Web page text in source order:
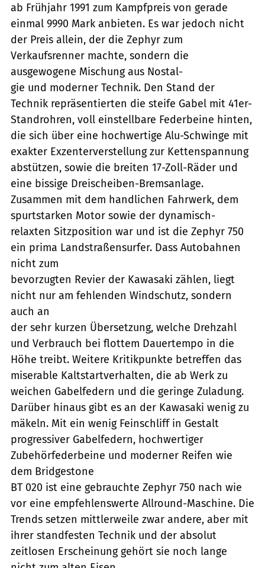
ab Frühjahr 1991 zum Kampfpreis von gerade
einmal 9990 Mark anbieten. Es war jedoch nicht
der Preis allein, der die Zephyr zum
Verkaufsrenner machte, sondern die
ausgewogene Mischung aus Nostal-
gie und moderner Technik. Den Stand der
Technik repräsentierten die steife Gabel mit 41er-
Standrohren, voll einstellbare Federbeine hinten,
die sich über eine hochwertige Alu-Schwinge mit
exakter Exzenterverstellung zur Kettenspannung
abstützen, sowie die breiten 17-Zoll-Räder und
eine bissige Dreischeiben-Bremsanlage.
Zusammen mit dem handlichen Fahrwerk, dem
spurtstarken Motor sowie der dynamisch-
relaxten Sitzposition war und ist die Zephyr 750
ein prima Landstraßensurfer. Dass Autobahnen
nicht zum
bevorzugten Revier der Kawasaki zählen, liegt
nicht nur am fehlenden Windschutz, sondern
auch an
der sehr kurzen Übersetzung, welche Drehzahl
und Verbrauch bei flottem Dauertempo in die
Höhe treibt. Weitere Kritikpunkte betreffen das
miserable Kaltstartverhalten, die ab Werk zu
weichen Gabelfedern und die geringe Zuladung.
Darüber hinaus gibt es an der Kawasaki wenig zu
mäkeln. Mit ein wenig Feinschliff in Gestalt
progressiver Gabelfedern, hochwertiger
Zubehörfederbeine und moderner Reifen wie
dem Bridgestone
BT 020 ist eine gebrauchte Zephyr 750 nach wie
vor eine empfehlenswerte Allround-Maschine. Die
Trends setzen mittlerweile zwar andere, aber mit
ihrer standfesten Technik und der absolut
zeitlosen Erscheinung gehört sie noch lange